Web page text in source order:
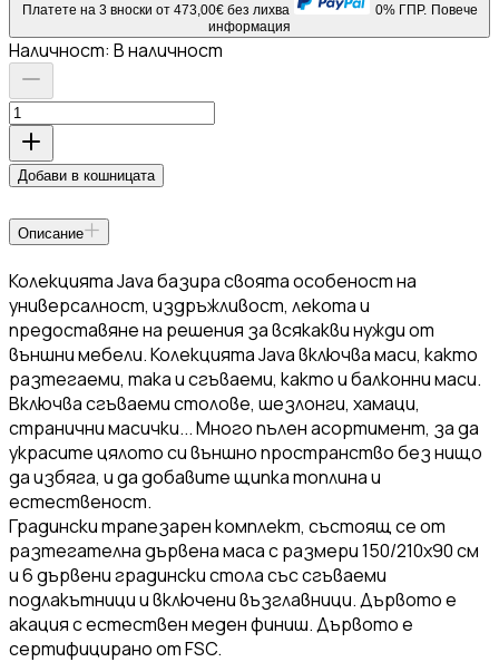
Платете на 3 вноски от 473,00€ без лихва 0% ГПР. Повече
информация
Наличност: В наличност
Добави в кошницата
Описание
Колекцията Java базира своята особеност на
универсалност, издръжливост, лекота и
предоставяне на решения за всякакви нужди от
външни мебели. Колекцията Java включва маси, както
разтегаеми, така и сгъваеми, както и балконни маси.
Включва сгъваеми столове, шезлонги, хамаци,
странични масички... Много пълен асортимент, за да
украсите цялото си външно пространство без нищо
да избяга, и да добавите щипка топлина и
естественост.
Градински трапезарен комплект, състоящ се от
разтегателна дървена маса с размери 150/210x90 см
и 6 дървени градински стола със сгъваеми
подлакътници и включени възглавници. Дървото е
акация с естествен меден финиш. Дървото е
сертифицирано от FSC.